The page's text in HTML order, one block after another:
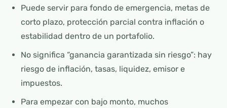
Puede servir para fondo de emergencia, metas de
corto plazo, protección parcial contra inflación o
estabilidad dentro de un portafolio.
No significa “ganancia garantizada sin riesgo”: hay
riesgo de inflación, tasas, liquidez, emisor e
impuestos.
Para empezar con bajo monto, muchos